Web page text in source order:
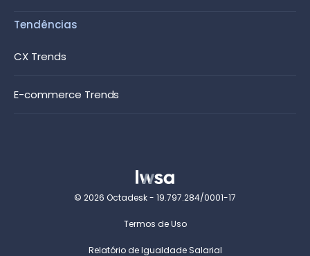
Tendências
CX Trends
E-commerce Trends
© 2026 Octadesk - 19.797.284/0001-17
Termos de Uso
Relatório de Igualdade Salarial